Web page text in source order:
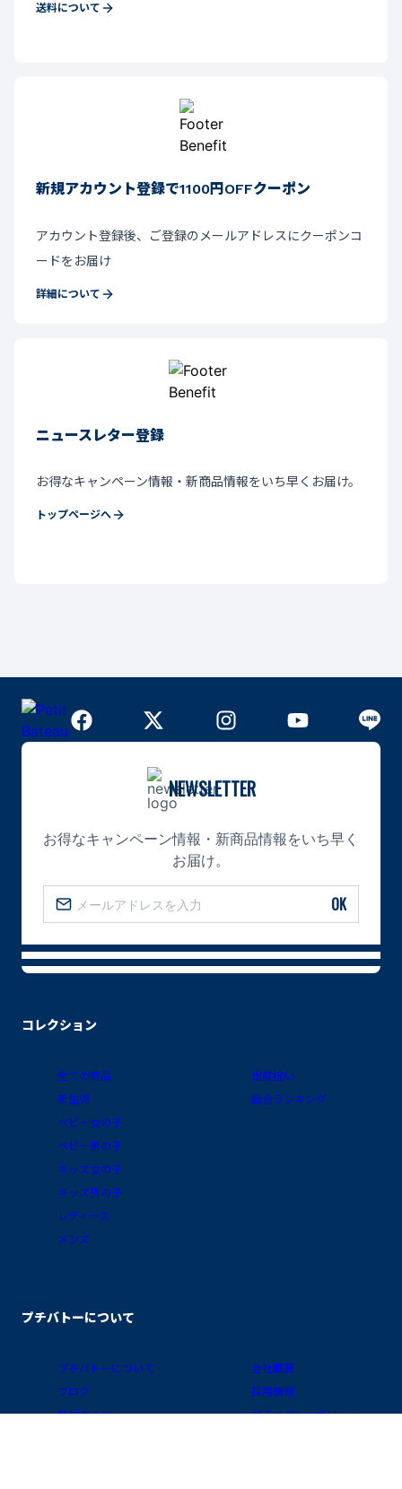
送料について
新規アカウント登録で1100円OFFクーポン
アカウント登録後、ご登録のメールアドレスにクーポンコ
ードをお届け
詳細について
ニュースレター登録
お得なキャンペーン情報・新商品情報をいち早くお届け。
トップページへ
コレクション
全ての商品
新生児
ベビー女の子
ベビー男の子
キッズ女の子
キッズ男の子
レディース
メンズ
出産祝い
総合ランキング
プチバトーについて
プチバトーについて
ブログ
素材ガイド
会社概要
採用情報
プライバシーポリシー
NEWSLETTER
お得なキャンペーン情報・新商品情報をいち早く
お届け。
OK